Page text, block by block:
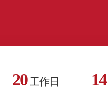
20工作日 14